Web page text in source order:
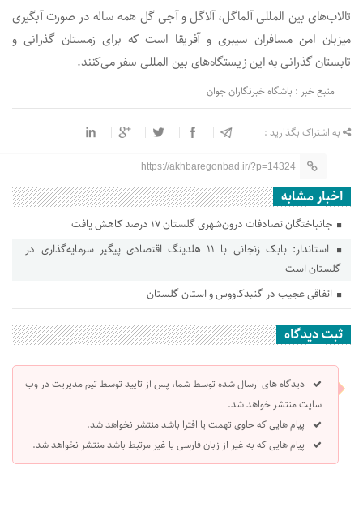
تالاب‌های بین المللی آلماگل، آلاگل و آجی گل همه ساله در صورت آبگیری
میزبان امن مسافران سیبری و آفریقا است که برای زمستان گذرانی و
تابستان گذرانی به این زیستگاه‌های بین المللی سفر می‌کنند.
منبع خبر : باشگاه خبرنگاران جوان
به اشتراک بگذارید :
https://akhbaregonbad.ir/?p=14324
اخبار مشابه
جانباختگان تصادفات درون‌شهری گلستان ۱۷ درصد کاهش یافت
استاندار: بابک زنجانی با ۱۱ هلدینگ اقتصادی پیگیر سرمایه‌گذاری در
گلستان است
اتفاقی عجیب در‌ گنبدکاووس و استان گلستان
ثبت دیدگاه
دیدگاه های ارسال شده توسط شما، پس از تایید توسط تیم مدیریت در وب
سایت منتشر خواهد شد.
پیام هایی که حاوی تهمت یا افترا باشد منتشر نخواهد شد.
پیام هایی که به غیر از زبان فارسی یا غیر مرتبط باشد منتشر نخواهد شد.